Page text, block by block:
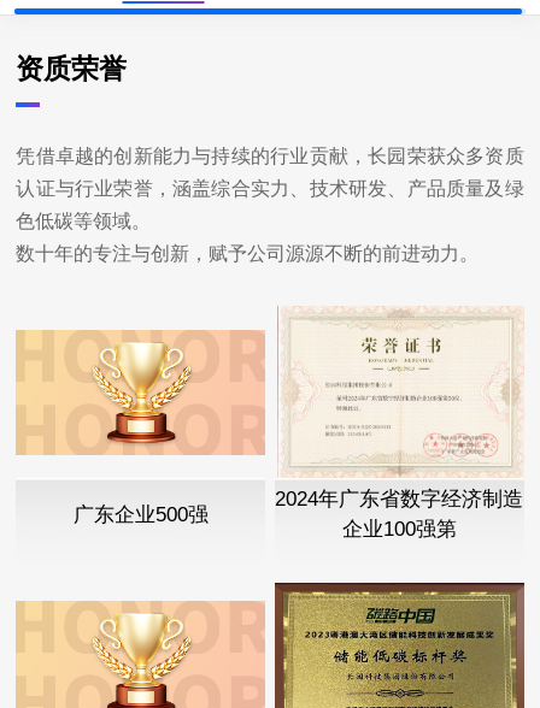
资质荣誉
凭借卓越的创新能力与持续的行业贡献，长园荣获众多资质
认证与行业荣誉，涵盖综合实力、技术研发、产品质量及绿
色低碳等领域。
数十年的专注与创新，赋予公司源源不断的前进动力。
广东企业500强
2024年广东省数字经济制造
企业100强第